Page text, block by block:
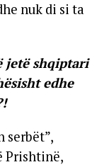
nuk di si ta
jetë shqiptari
edhe
serbët”,
Prishtinë,